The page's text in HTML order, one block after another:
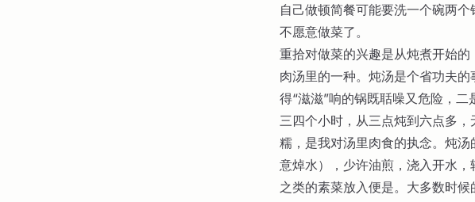
自己做顿简餐可能要洗一个碗两
不愿意做菜了。
重拾对做菜的兴趣是从炖煮开始
肉汤里的一种。炖汤是个省功夫
得“滋滋”响的锅既聒噪又危险，
三四个小时，从三点炖到六点多
糯，是我对汤里肉食的执念。炖
意焯水），少许油煎，浇入开水
之类的素菜放入便是。大多数时